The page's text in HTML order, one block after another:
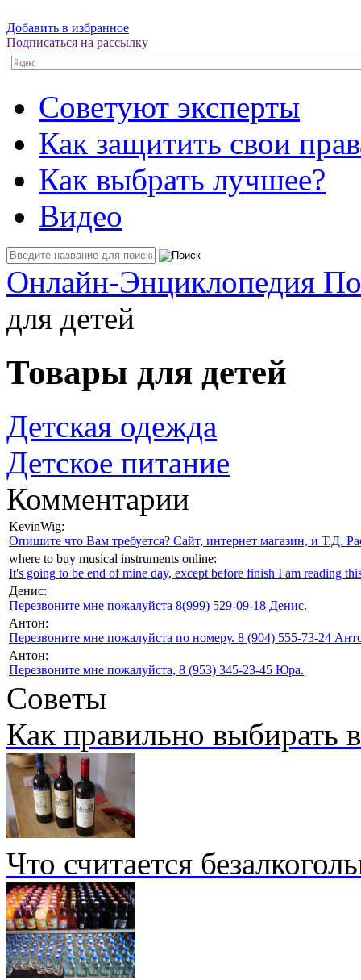
Добавить в избранное
Подписаться на рассылку
Советуют эксперты
Как защитить свои
Как выбрать лучшее?
Видео
Онлайн-Энциклопедия
для детей
Товары для детей
Детская одежда
Детское питание
Комментарии
KevinWig:
Опишите что Вам требуется? Сайт, интернет магазин, и Т.Д.
where to buy musical instruments online:
It's going to be end of mine day, except before finish I am reading
Денис:
Перезвоните мне пожалуйста 8(999) 529-09-18 Денис.
Антон:
Перезвоните мне пожалуйста по номеру. 8 (904) 555-73-24
Антон:
Перезвоните мне пожалуйста, 8 (953) 345-23-45 Юра.
Советы
Как правильно выбирать
Что считается